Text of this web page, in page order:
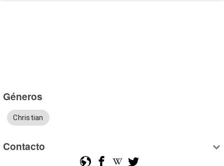
Géneros
Christian
Contacto